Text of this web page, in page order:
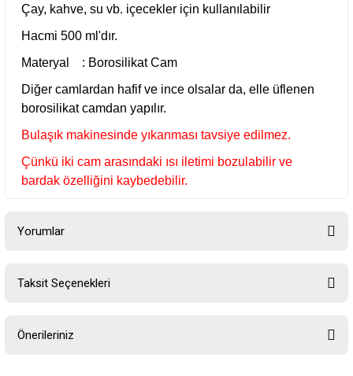
Çay, kahve, su vb. içecekler için kullanılabilir
Hacmi 500 ml'dır.
Materyal : Borosilikat Cam
Diğer camlardan hafif ve ince olsalar da, elle üflenen
borosilikat camdan yapılır.
Bulaşık makinesinde yıkanması tavsiye edilmez.
Çünkü iki cam arasındaki ısı iletimi bozulabilir ve
bardak özelliğini kaybedebilir.
Yorumlar
Taksit Seçenekleri
Önerileriniz